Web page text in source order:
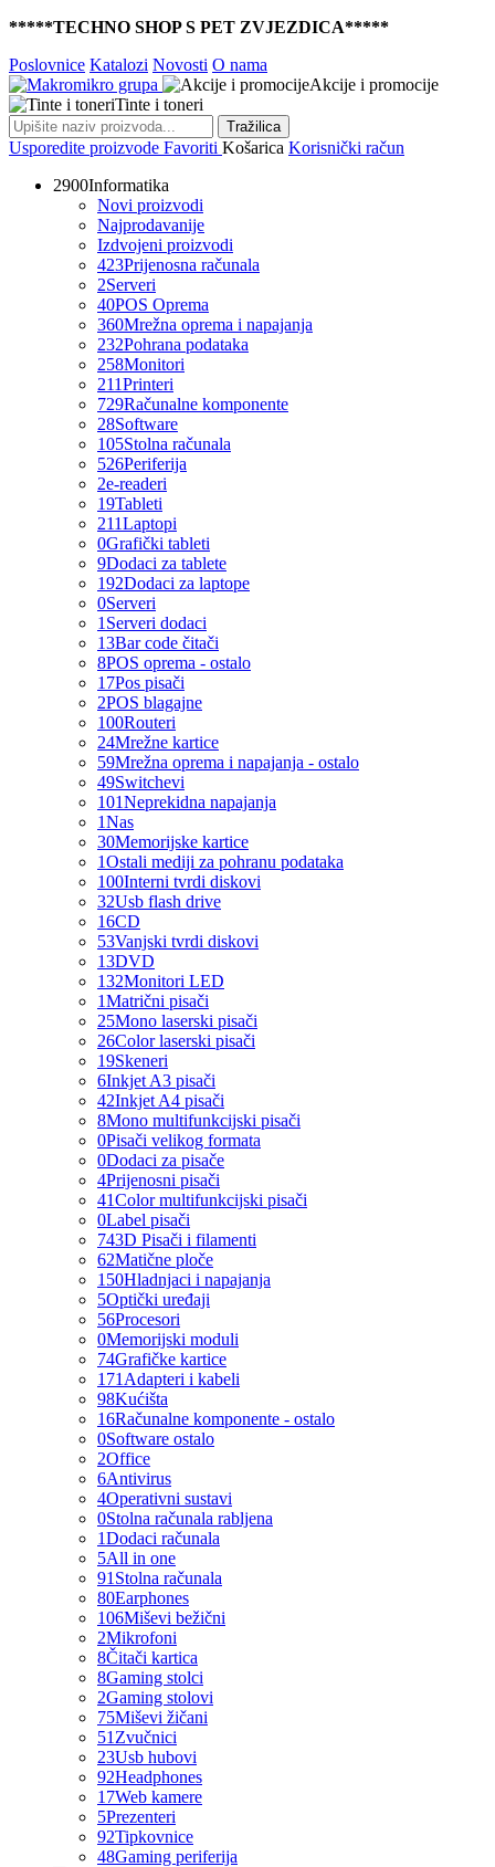
*****TECHNO SHOP S PET ZVJEZDICA*****
Poslovnice Katalozi Novosti O nama
Akcije i promocije
Tinte i toneri
Tražilica
Usporedite proizvode Favoriti Košarica Korisnički račun
2900Informatika
Novi proizvodi
Najprodavanije
Izdvojeni proizvodi
423Prijenosna računala
2Serveri
40POS Oprema
360Mrežna oprema i napajanja
232Pohrana podataka
258Monitori
211Printeri
729Računalne komponente
28Software
105Stolna računala
526Periferija
2e-readeri
19Tableti
211Laptopi
0Grafički tableti
9Dodaci za tablete
192Dodaci za laptope
0Serveri
1 Serveri dodaci
13Bar code čitači
8POS oprema - ostalo
17Pos pisači
2POS blagajne
100Routeri
24Mrežne kartice
59Mrežna oprema i napajanja - ostalo
49Switchevi
101Neprekidna napajanja
1Nas
30Memorijske kartice
1Ostali mediji za pohranu podataka
100Interni tvrdi diskovi
32Usb flash drive
16CD
53Vanjski tvrdi diskovi
13DVD
132Monitori LED
1Matrični pisači
25Mono laserski pisači
26Color laserski pisači
19Skeneri
6Inkjet A3 pisači
42Inkjet A4 pisači
8Mono multifunkcijski pisači
0Pisači velikog formata
0Dodaci za pisače
4Prijenosni pisači
41Color multifunkcijski pisači
0Label pisači
743D Pisači i filamenti
62Matične ploče
150Hladnjaci i napajanja
5Optički uređaji
56Procesori
0Memorijski moduli
74Grafičke kartice
171 Adapteri i kabeli
98Kućišta
16Računalne komponente - ostalo
0Software ostalo
2Office
6Antivirus
4Operativni sustavi
0Stolna računala rabljena
1Dodaci računala
5All in one
91 Stolna računala
80Earphones
106Miševi bežični
2Mikrofoni
8Čitači kartica
8Gaming stolci
2Gaming stolovi
75Miševi žičani
51 Zvučnici
23Usb hubovi
92Headphones
17Web kamere
5Prezenteri
92Tipkovnice
48Gaming periferija